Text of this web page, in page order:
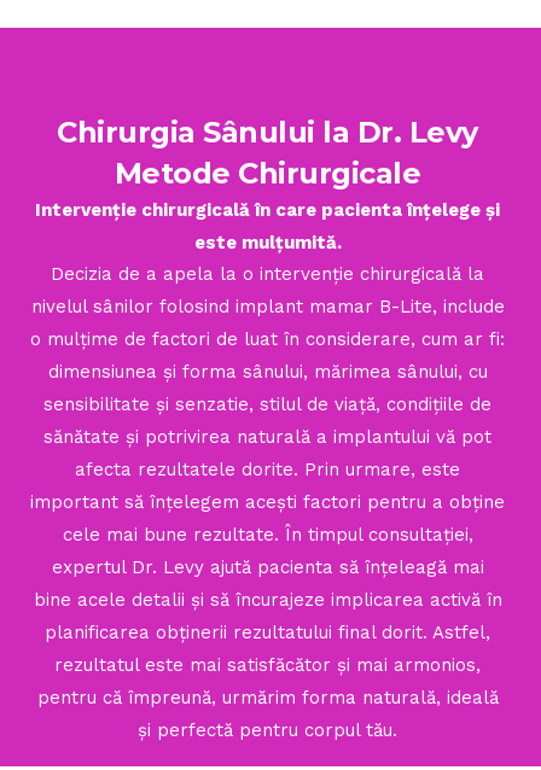
Chirurgia Sânului la Dr. Levy
Metode Chirurgicale
Intervenție chirurgicală în care pacienta înțelege și
este mulțumită.
Decizia de a apela la o intervenție chirurgicală la
nivelul sânilor folosind implant mamar B-Lite, include
o mulțime de factori de luat în considerare, cum ar fi:
dimensiunea și forma sânului, mărimea sânului, cu
sensibilitate și senzatie, stilul de viață, condițiile de
sănătate și potrivirea naturală a implantului vă pot
afecta rezultatele dorite. Prin urmare, este
important să înțelegem acești factori pentru a obține
cele mai bune rezultate. În timpul consultației,
expertul Dr. Levy ajută pacienta să înțeleagă mai
bine acele detalii și să încurajeze implicarea activă în
planificarea obținerii rezultatului final dorit. Astfel,
rezultatul este mai satisfăcător și mai armonios,
pentru că împreună, urmărim forma naturală, ideală
și perfectă pentru corpul tău.